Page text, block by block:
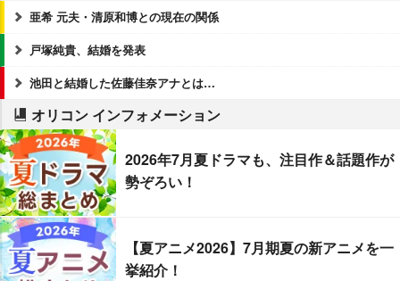
亜希 元夫・清原和博との現在の関係
戸塚純貴、結婚を発表
池田と結婚した佐藤佳奈アナとは…
オリコン インフォメーション
2026年7月夏ドラマも、注目作＆話題作が
勢ぞろい！
【夏アニメ2026】7月期夏の新アニメを一
挙紹介！